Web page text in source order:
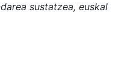
sustatzea, euskal